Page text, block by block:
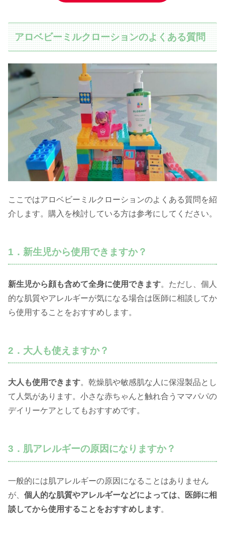
アロベビーミルクローションのよくある質問
ここではアロベビーミルクローションのよくある質問を紹
介します。購入を検討している方は参考にしてください。
1．新生児から使用できますか？
新生児から顔も含めて全身に使用できます。ただし、個人
的な肌質やアレルギーが気になる場合は医師に相談してか
ら使用することをおすすめします。
2．大人も使えますか？
大人も使用できます。乾燥肌や敏感肌な人に保湿製品とし
て人気があります。小さな赤ちゃんと触れ合うママパパの
デイリーケアとしてもおすすめです。
3．肌アレルギーの原因になりますか？
一般的には肌アレルギーの原因になることはありません
が、 個人的な肌質やアレルギーなどによっては、医師に相
談してから使用することをおすすめします。